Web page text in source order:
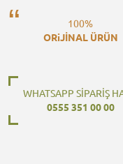
100%
ORiJİNAL ÜRÜN
WHATSAPP SİPARİŞ
0555 351 00 00